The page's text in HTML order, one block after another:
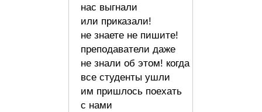
нас выгнали
или приказали!
не знаете не пишите!
преподаватели даже
не знали об этом! когда
все студенты ушли
им пришлось поехать
с нами